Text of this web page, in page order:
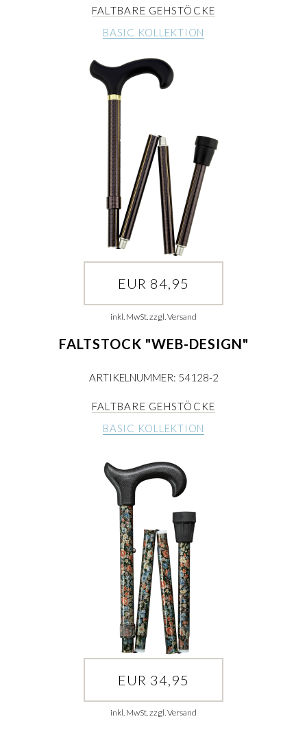
FALTBARE GEHSTÖCKE
BASIC KOLLEKTION
EUR 84,95
inkl. MwSt. zzgl. Versand
FALTSTOCK "WEB-DESIGN"
ARTIKELNUMMER: 54128-2
FALTBARE GEHSTÖCKE
BASIC KOLLEKTION
EUR 34,95
inkl. MwSt. zzgl. Versand